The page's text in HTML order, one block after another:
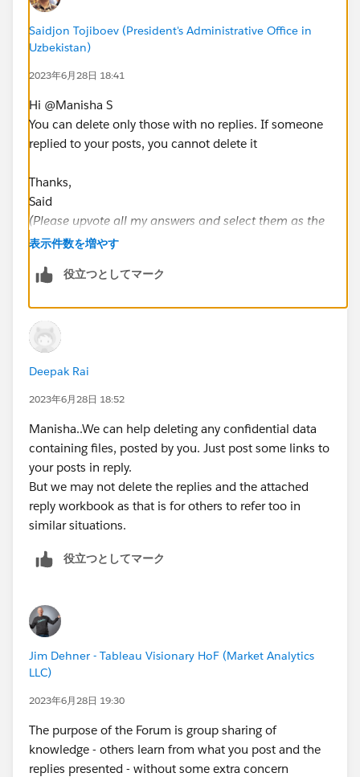
Saidjon Tojiboev (President's Administrative Office in
Uzbekistan)
2023年6月28日 18:41
Hi @Manisha S​
You can delete only those with no replies. If someone
replied to your posts, you cannot delete it
Thanks,
Said
(Please upvote all my answers and select them as the
best if you found them helpful)
表示件数を増やす
役立つとしてマーク
Deepak Rai
2023年6月28日 18:52
Manisha..We can help deleting any confidential data
containing files, posted by you. Just post some links to
your posts in reply.
But we may not delete the replies and the attached
reply workbook as that is for others to refer too in
similar situations.
役立つとしてマーク
Jim Dehner - Tableau Visionary HoF (Market Analytics
LLC)
2023年6月28日 19:30
The purpose of the Forum is group sharing of
knowledge - others learn from what you post and the
replies presented - without some extra concern